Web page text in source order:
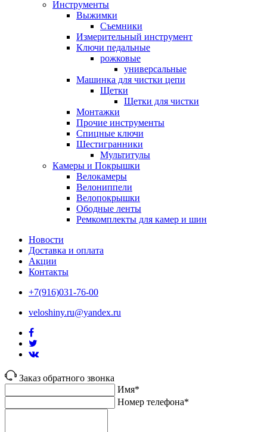
Инструменты
Выжимки
Съемники
Измерительный инструмент
Ключи педальные
рожковые
универсальные
Машинка для чистки цепи
Щетки
Щетки для чистки
Монтажки
Прочие инструменты
Спицные ключи
Шестигранники
Мультитулы
Камеры и Покрышки
Велокамеры
Велониппели
Велопокрышки
Ободные ленты
Ремкомплекты для камер и шин
Новости
Доставка и оплата
Акции
Контакты
+7(916)031-76-00
veloshiny.ru@yandex.ru
Заказ обратного звонка
Имя*
Номер телефона*